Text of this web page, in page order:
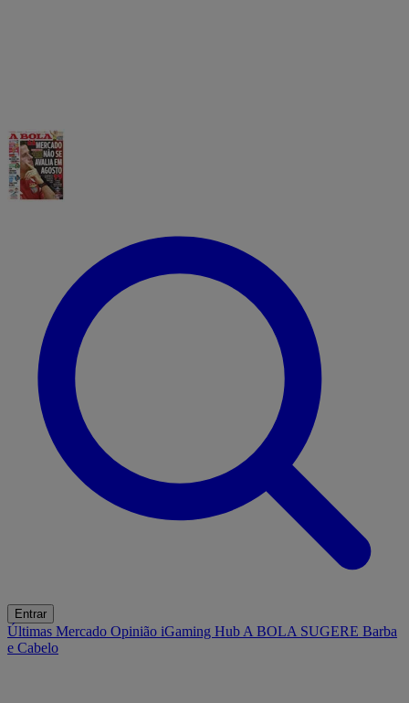
Entrar
Últimas Mercado Opinião iGaming Hub A BOLA SUGERE Barba
e Cabelo